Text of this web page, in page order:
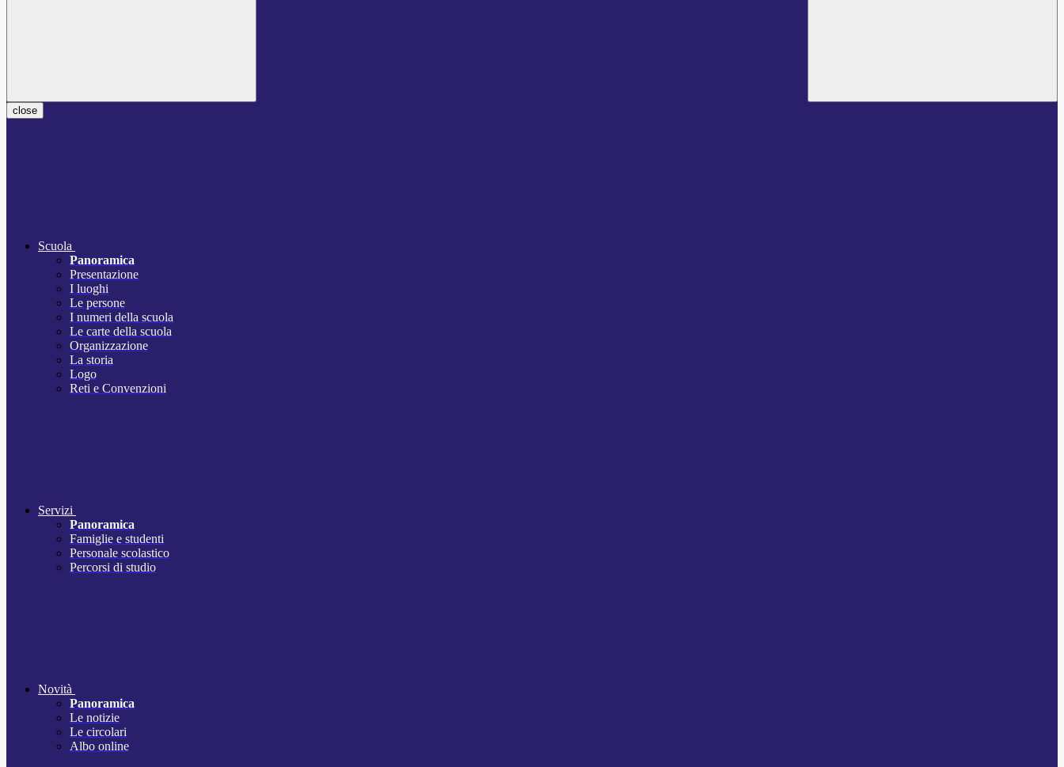
close
Scuola
Panoramica
Presentazione
I luoghi
Le persone
I numeri della scuola
Le carte della scuola
Organizzazione
La storia
Logo
Reti e Convenzioni
Servizi
Panoramica
Famiglie e studenti
Personale scolastico
Percorsi di studio
Novità
Panoramica
Le notizie
Le circolari
Albo online